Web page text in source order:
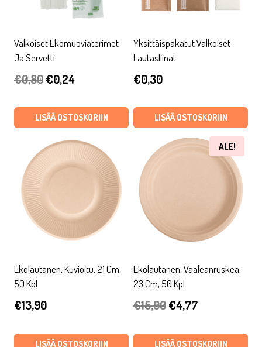
Valkoiset Ekomuoviaterimet
Ja Servetti
€0,80Alkuperäinen
oli:
€0,24Nykyinen
on:
LISÄÄ OSTOSKORIIN
Yksittäispakatut Valkoiset
Lautasliinat
€0,30
LISÄÄ OSTOSKORIIN
Ekolautanen, Kuvioitu, 21 Cm,
50 Kpl
€13,90
LISÄÄ OSTOSKORIIN
ALE!
Ekolautanen, Vaaleanruskea,
23 Cm, 50 Kpl
€15,90Alkuperäinen
oli:
€4,77Nykyinen
on:
LISÄÄ OSTOSKORIIN